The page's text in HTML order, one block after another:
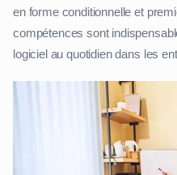
en forme conditionnelle et
compétences sont
logiciel au quotidien dans les